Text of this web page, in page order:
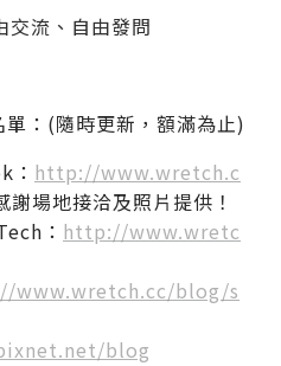
流、自由發問
：(隨時更新，額滿為止)
： http://www.wretch.c
謝場地接洽及照片提供！
： http://www.wretc
www.wretch.cc/blog/s
blog